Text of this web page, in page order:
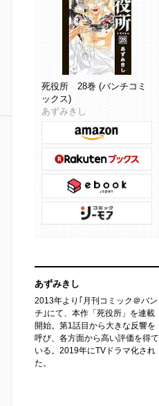
死役所 28巻 (バンチコミ
ックス)
あずみきし
あずみきし
2013年より｢月刊コミック＠バン
チ｣にて、本作「死役所」を連載
開始。第1話目から大きな反響を
呼び、各方面から高い評価を得て
いる。2019年にTVドラマ化され
た。